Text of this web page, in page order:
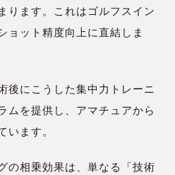
ります。これはゴルフスイン
ョット精度向上に直結しま
後にこうした集中力トレーニ
ムを提供し、アマチュアから
います。
の相乗効果は、単なる「技術